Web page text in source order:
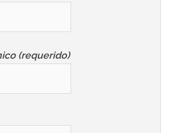
(requerido)